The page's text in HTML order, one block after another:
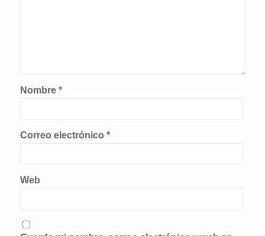
Nombre *
Correo electrónico *
Web